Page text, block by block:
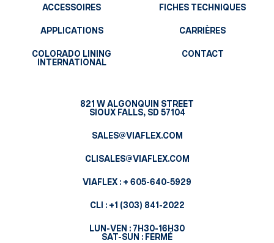
ACCESSOIRES
APPLICATIONS
COLORADO LINING
INTERNATIONAL
FICHES TECHNIQUES
CARRIÈRES
CONTACT
821 W ALGONQUIN STREET
SIOUX FALLS, SD 57104
SALES@VIAFLEX.COM
CLISALES@VIAFLEX.COM
VIAFLEX : + 605-640-5929
CLI : +1 (303) 841-2022
LUN-VEN : 7H30-16H30
SAT-SUN : FERMÉ